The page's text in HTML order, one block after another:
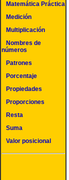
Matemática Práctica
Medición
Multiplicación
Nombres de
números
Patrones
Porcentaje
Propiedades
Proporciones
Resta
Suma
Valor posicional